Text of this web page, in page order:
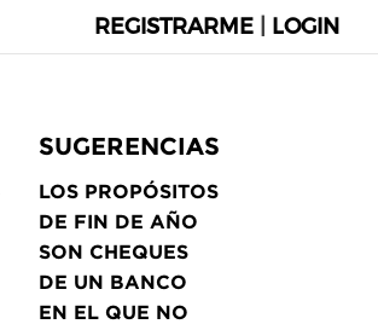
REGISTRARME LOGIN
SUGERENCIAS
LOS PROPÓSITOS
DE FIN DE AÑO
SON CHEQUES
DE UN BANCO
EN EL QUE NO